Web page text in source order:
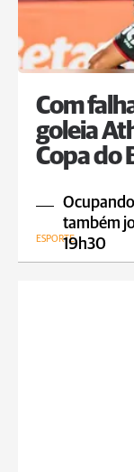
Com
goleia
Copa do
também
19h30
ESPORTE